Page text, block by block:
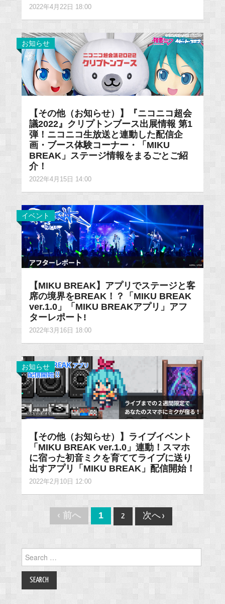
2022年4月22日 18:00
お知らせ
【その他（お知らせ）】『ニコニコ超会
議2022』クリプトンブース出展情報 第1
弾！ニコニコ生放送と連動した配信企
画・ブース体験コーナー・「MIKU
BREAK」ステージ情報をまるごとご紹
介！
2022年4月15日 14:00
イベント
【MIKU BREAK】アプリでステージと客
席の境界をBREAK！？「MIKU BREAK
ver.1.0」「MIKU BREAKアプリ」アフ
ターレポート!
2022年3月16日 18:00
お知らせ
【その他（お知らせ）】ライブイベント
「MIKU BREAK ver.1.0」連動！スマホ
に宿った初音ミクを育ててライブに送り
出すアプリ「MIKU BREAK」配信開始！
2022年2月10日 12:00
navigation
‹ 前へ 1 2 次へ ›
for: